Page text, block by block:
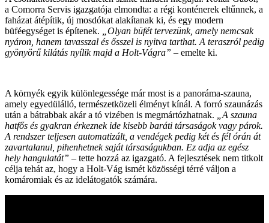
a Comorra Servis igazgatója elmondta: a régi konténerek eltűnnek, a
faházat átépítik, új mosdókat alakítanak ki, és egy modern
büféegységet is építenek.
„Olyan büfét tervezünk, amely nemcsak
nyáron, hanem tavasszal és ősszel is nyitva tarthat. A teraszról pedig
gyönyörű kilátás nyílik majd a Holt-Vágra” – emelte ki.
A környék egyik különlegessége már most is a panoráma-szauna,
amely egyedülálló, természetközeli élményt kínál. A forró szaunázás
után a bátrabbak akár a tó vizében is megmártózhatnak.
„A szauna
hatfős és gyakran érkeznek ide kisebb baráti társaságok vagy párok.
A rendszer teljesen automatizált, a vendégek pedig két és fél órán át
zavartalanul, pihenhetnek saját társaságukban. Ez adja az egész
hely hangulatát” – tette hozzá az igazgató. A fejlesztések nem titkolt
célja tehát az, hogy a Holt-Vág ismét közösségi térré váljon a
komáromiak és az idelátogatók számára.